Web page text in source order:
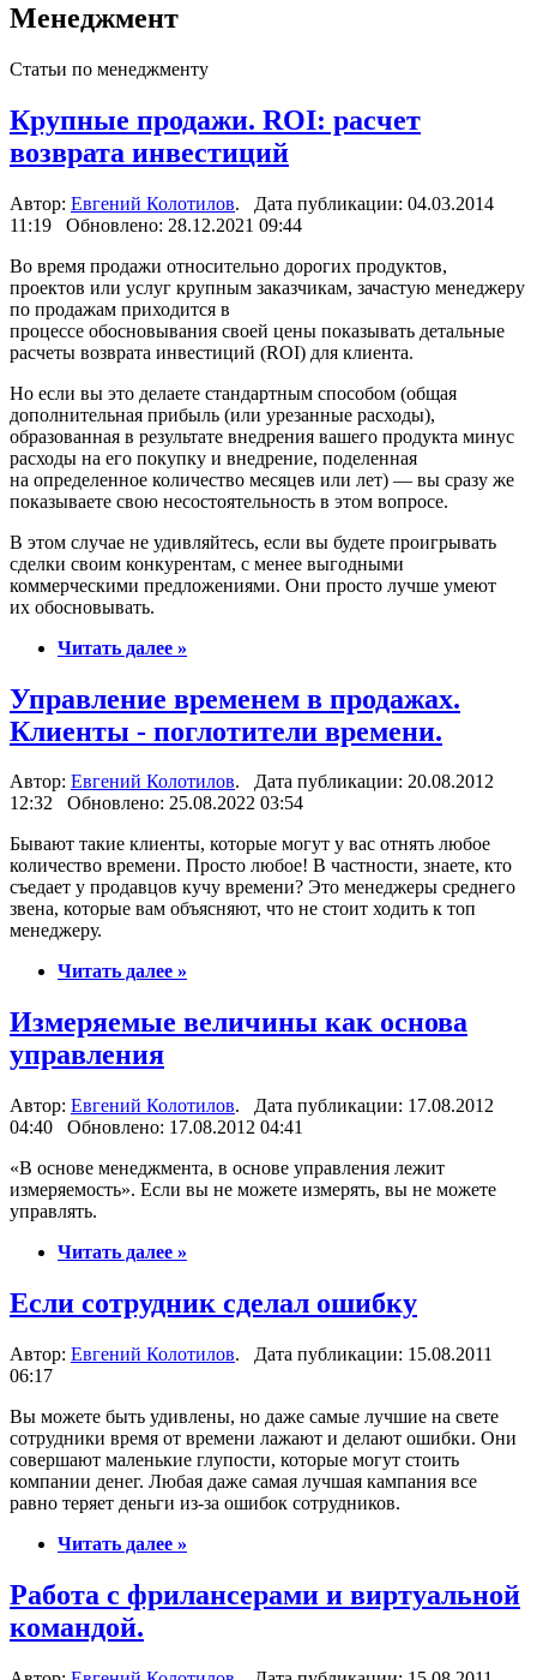
Менеджмент
Статьи по менеджменту
Крупные продажи. ROI: расчет
возврата инвестиций
Автор: Евгений Колотилов. Дата публикации: 04.03.2014
11:19 Обновлено: 28.12.2021 09:44
Во время продажи относительно дорогих продуктов,
проектов или услуг крупным заказчикам, зачастую менеджеру
по продажам приходится в
процессе обосновывания своей цены показывать детальные
расчеты возврата инвестиций (ROI) для клиента.
Но если вы это делаете стандартным способом (общая
дополнительная прибыль (или урезанные расходы),
образованная в результате внедрения вашего продукта минус
расходы на его покупку и внедрение, поделенная
на определенное количество месяцев или лет) — вы сразу же
показываете свою несостоятельность в этом вопросе.
В этом случае не удивляйтесь, если вы будете проигрывать
сделки своим конкурентам, с менее выгодными
коммерческими предложениями. Они просто лучше умеют
их обосновывать.
Читать далее »
Управление временем в продажах.
Клиенты - поглотители времени.
Автор: Евгений Колотилов. Дата публикации: 20.08.2012
12:32 Обновлено: 25.08.2022 03:54
Бывают такие клиенты, которые могут у вас отнять любое
количество времени. Просто любое! В частности, знаете, кто
съедает у продавцов кучу времени? Это менеджеры среднего
звена, которые вам объясняют, что не стоит ходить к топ
менеджеру.
Читать далее »
Измеряемые величины как основа
управления
Автор: Евгений Колотилов. Дата публикации: 17.08.2012
04:40 Обновлено: 17.08.2012 04:41
«В основе менеджмента, в основе управления лежит
измеряемость». Если вы не можете измерять, вы не можете
управлять.
Читать далее »
Если сотрудник сделал ошибку
Автор: Евгений Колотилов. Дата публикации: 15.08.2011
06:17
Вы можете быть удивлены, но даже самые лучшие на свете
сотрудники время от времени лажают и делают ошибки. Они
совершают маленькие глупости, которые могут стоить
компании денег. Любая даже самая лучшая кампания все
равно теряет деньги из-за ошибок сотрудников.
Читать далее »
Работа с фрилансерами и виртуальной
командой.